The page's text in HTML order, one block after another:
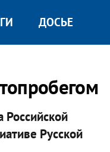
ДОСЬЕ
Русской